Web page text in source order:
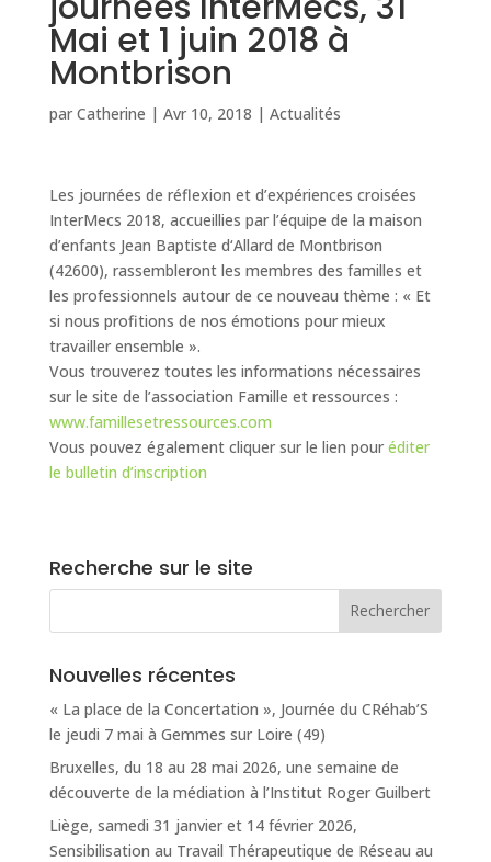
Mai et 1 juin 2018 à
Montbrison
par Catherine | Avr 10, 2018 | Actualités
Les journées de réflexion et d’expériences croisées
InterMecs 2018, accueillies par l’équipe de la maison
d’enfants Jean Baptiste d‘Allard de Montbrison
(42600), rassembleront les membres des familles et
les professionnels autour de ce nouveau thème : « Et
si nous profitions de nos émotions pour mieux
travailler ensemble ».
Vous trouverez toutes les informations nécessaires
sur le site de l’association Famille et ressources :
www.famillesetressources.com
Vous pouvez également cliquer sur le lien pour éditer
le bulletin d’inscription
Recherche sur le site
Nouvelles récentes
« La place de la Concertation », Journée du CRéhab’S
le jeudi 7 mai à Gemmes sur Loire (49)
Bruxelles, du 18 au 28 mai 2026, une semaine de
découverte de la médiation à l’Institut Roger Guilbert
Liège, samedi 31 janvier et 14 février 2026,
Sensibilisation au Travail Thérapeutique de Réseau au